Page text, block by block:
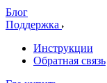
Блог
Поддержка
Инструкции
Обратная связь